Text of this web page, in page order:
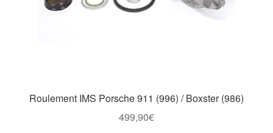
Roulement IMS Porsche 911 (996) / Boxster (986)
499,90€